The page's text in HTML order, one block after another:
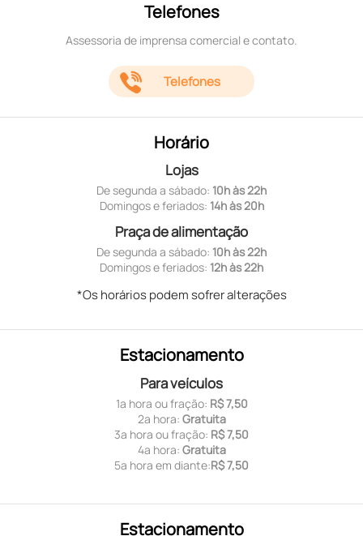
Telefones
Assessoria de imprensa comercial e contato.
Telefones
Horário
Lojas
De segunda a sábado: 10h às 22h
Domingos e feriados: 14h às 20h
Praça de alimentação
De segunda a sábado: 10h às 22h
Domingos e feriados: 12h às 22h
*Os horários podem sofrer alterações
Estacionamento
Para veículos
1ª hora ou fração: R$ 7,50
2ª hora: Gratuita
3ª hora ou fração: R$ 7,50
4ª hora: Gratuita
5ª hora em diante:R$ 7,50
Estacionamento